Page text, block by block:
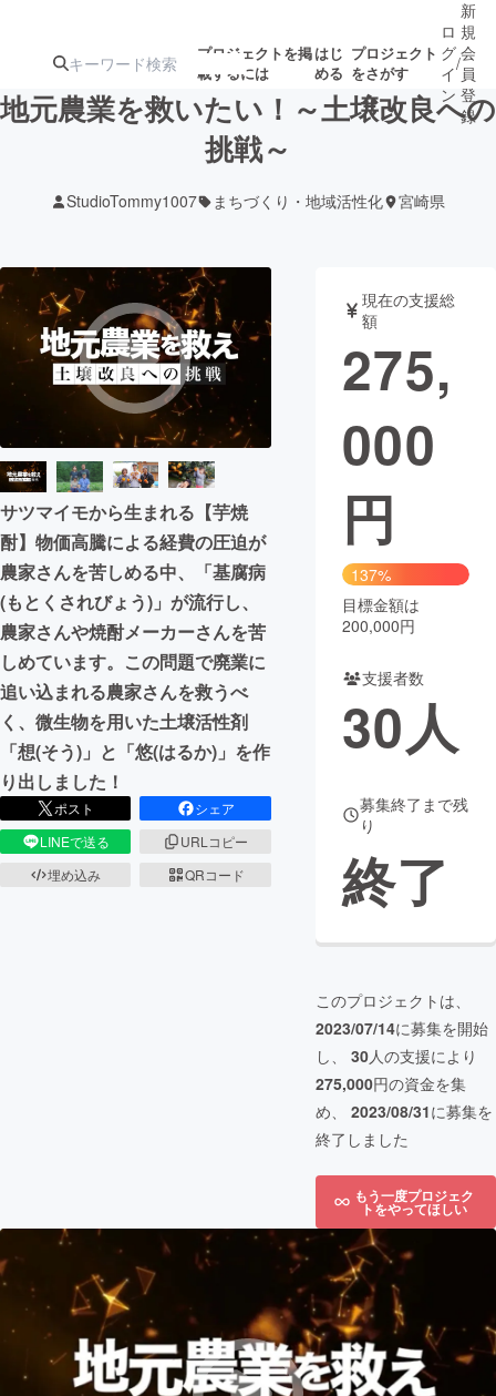
プロジェクトを掲
載するには
はじ
める
プロジェクト
をさがす
ジェクト
ターン
ジェクト
募集終了が近いプ
ロジェクト
もうすぐ公開
されます
アート・写真 音楽
テクノロジー・ガジェット ゲーム・サ
映像・映画
ビジネス・起業
まちづくり・地域活性化
CAMPFIRE for Social Good
CAMPFIRE Creation
CAMPFIREふるさと納税machi-ya コミュニティ
ロ
グ
イ
ン
/
新
規
会
員
登
録
地元農業を救いたい！～土壌改良への
挑戦～
StudioTommy1007 まちづくり・地域活性化 宮崎県
サツマイモから生まれる【芋焼
酎】物価高騰による経費の圧迫が
農家さんを苦しめる中、「基腐病
(もとくされびょう)」が流行し、
農家さんや焼酎メーカーさんを苦
しめています。この問題で廃業に
追い込まれる農家さんを救うべ
く、微生物を用いた土壌活性剤
「想(そう)」と「悠(はるか)」を作
り出しました！
ポスト
シェア
LINEで送る
URLコピー
埋め込み
QRコード
現在の支援総
額
275,
000
円
137%
目標金額は
200,000円
支援者数
30人
募集終了まで残
り
終了
このプロジェクトは、
2023/07/14に募集を開始
し、 30人の支援により
275,000円の資金を集
め、 2023/08/31に募集を
終了しました
もう一度プロジェク
トをやってほしい